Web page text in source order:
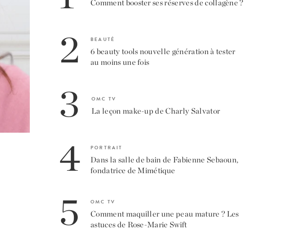
Comment booster ses réserves de collagène ?
2 BEAUTÉ
6 beauty tools nouvelle génération à tester
au moins une fois
3 OMC TV
La leçon make-up de Charly Salvator
4 PORTRAIT
Dans la salle de bain de Fabienne Sebaoun,
fondatrice de Mimétique
5 OMC TV
Comment maquiller une peau mature ? Les
astuces de Rose-Marie Swift